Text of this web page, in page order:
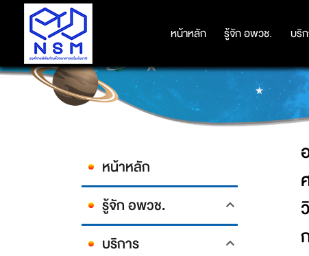
หน้าหลัก รู้จัก อพวช. บริ
หน้าหลัก รู้จัก อพวช. บริ
อว. ประกาศความพร้อมจัด 2 ง
จินตนาการแห่งการสร้างสรรค์ เรี
หน้าหลัก
รู้จัก อพวช.
บริการ